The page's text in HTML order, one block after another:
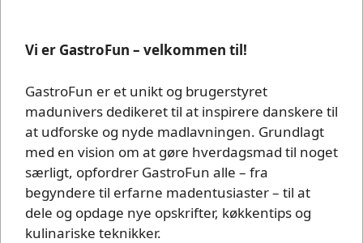
Vi er GastroFun – velkommen til!
GastroFun er et unikt og brugerstyret
madunivers dedikeret til at inspirere danskere til
at udforske og nyde madlavningen. Grundlagt
med en vision om at gøre hverdagsmad til noget
særligt, opfordrer GastroFun alle – fra
begyndere til erfarne madentusiaster – til at
dele og opdage nye opskrifter, køkkentips og
kulinariske teknikker.